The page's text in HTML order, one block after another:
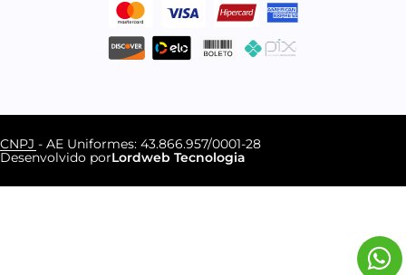
CNPJ - AE Uniformes: 43.866.957/0001-28
Desenvolvido porLordweb Tecnologia